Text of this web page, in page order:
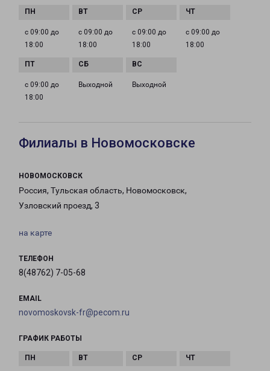
с 09:00 до
18:00
с 09:00 до
18:00
с 09:00 до
18:00
с 09:00 до
18:00
с 09:00 до
18:00
Выходной Выходной
Филиалы в Новомосковске
НОВОМОСКОВСК
Россия, Тульская область, Новомосковск,
Узловский проезд, 3
на карте
ТЕЛЕФОН
8(48762) 7-05-68
EMAIL
novomoskovsk-fr@pecom.ru
ГРАФИК РАБОТЫ